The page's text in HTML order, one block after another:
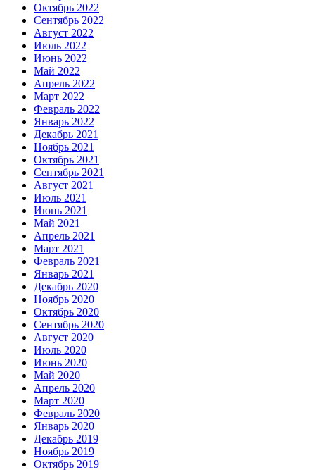
Октябрь 2022
Сентябрь 2022
Август 2022
Июль 2022
Июнь 2022
Май 2022
Апрель 2022
Март 2022
Февраль 2022
Январь 2022
Декабрь 2021
Ноябрь 2021
Октябрь 2021
Сентябрь 2021
Август 2021
Июль 2021
Июнь 2021
Май 2021
Апрель 2021
Март 2021
Февраль 2021
Январь 2021
Декабрь 2020
Ноябрь 2020
Октябрь 2020
Сентябрь 2020
Август 2020
Июль 2020
Июнь 2020
Май 2020
Апрель 2020
Март 2020
Февраль 2020
Январь 2020
Декабрь 2019
Ноябрь 2019
Октябрь 2019